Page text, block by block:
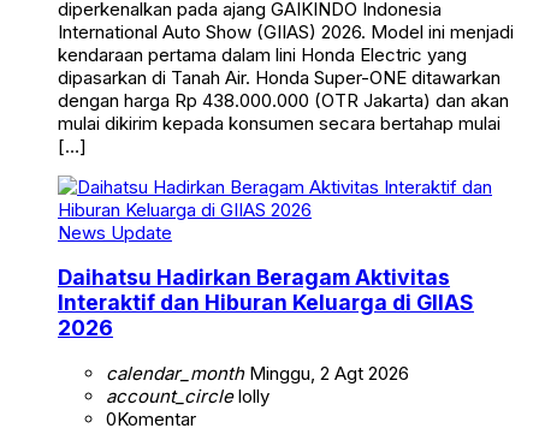
diperkenalkan pada ajang GAIKINDO Indonesia
International Auto Show (GIIAS) 2026. Model ini menjadi
kendaraan pertama dalam lini Honda Electric yang
dipasarkan di Tanah Air. Honda Super-ONE ditawarkan
dengan harga Rp 438.000.000 (OTR Jakarta) dan akan
mulai dikirim kepada konsumen secara bertahap mulai
[…]
News Update
Daihatsu Hadirkan Beragam Aktivitas
Interaktif dan Hiburan Keluarga di GIIAS
2026
calendar_monthMinggu, 2 Agt 2026
account_circlelolly
0Komentar